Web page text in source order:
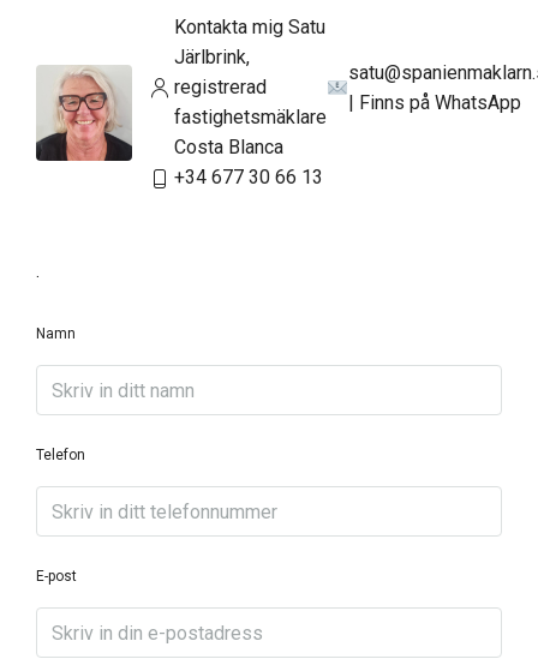
Kontakta mig Satu
Järlbrink,
registrerad
fastighetsmäklare
Costa Blanca
| Finns på WhatsApp
+34 677 30 66 13
Namn
Telefon
E-post